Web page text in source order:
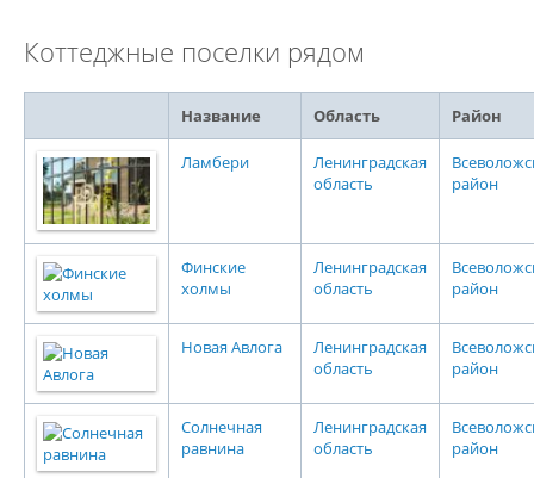
Коттеджные поселки рядом
Название Область Район
Ламбери
Ленинградская
область
район
Финские
холмы
Ленинградская
область
район
Новая Авлога
Ленинградская
область
район
Солнечная
равнина
Ленинградская
область
район